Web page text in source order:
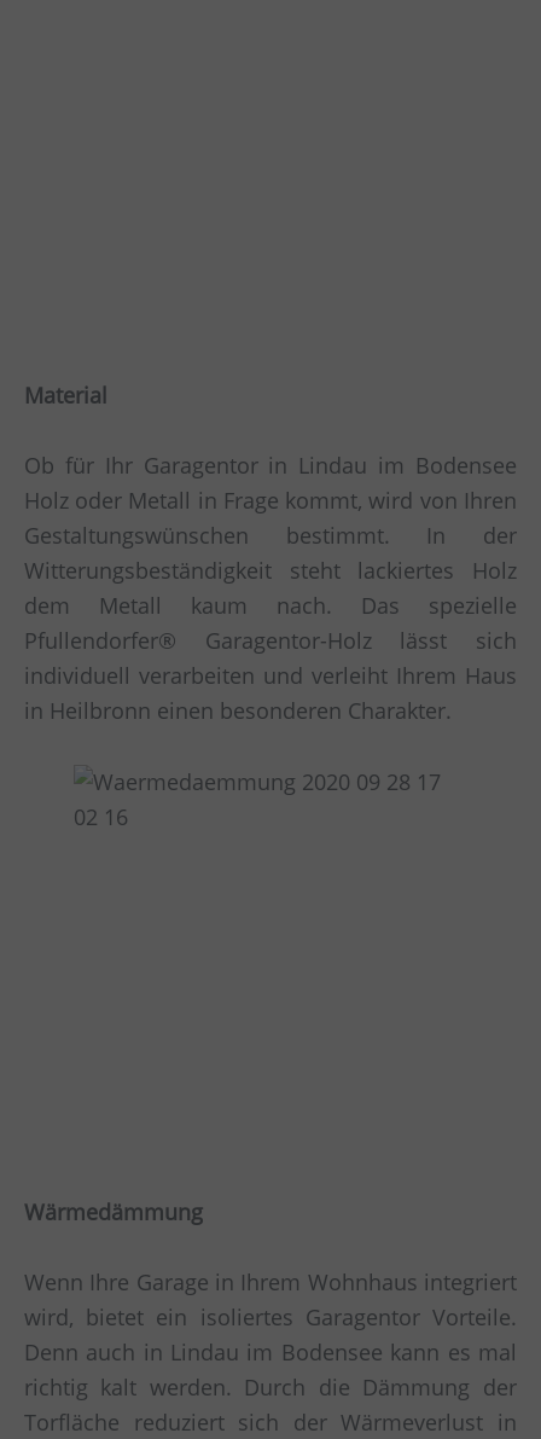
Material
Ob für Ihr Garagentor in Lindau im Bodensee
Holz oder Metall in Frage kommt, wird von Ihren
Gestaltungswünschen bestimmt. In der
Witterungsbeständigkeit steht lackiertes Holz
dem Metall kaum nach. Das spezielle
Pfullendorfer® Garagentor-Holz lässt sich
individuell verarbeiten und verleiht Ihrem Haus
in Heilbronn einen besonderen Charakter.
Wärmedämmung
Wenn Ihre Garage in Ihrem Wohnhaus integriert
wird, bietet ein isoliertes Garagentor Vorteile.
Denn auch in Lindau im Bodensee kann es mal
richtig kalt werden. Durch die Dämmung der
Torfläche reduziert sich der Wärmeverlust in